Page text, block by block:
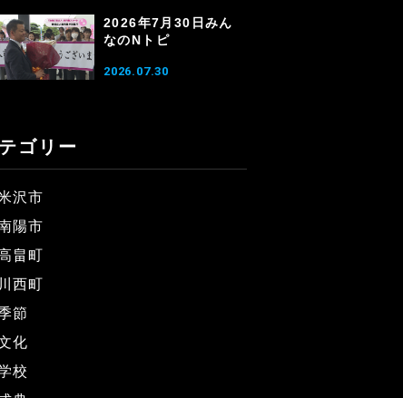
2026年7月30日みん
なのNトピ
2026.07.30
カテゴリー
沢市
陽市
畠町
川西町
節
化
校